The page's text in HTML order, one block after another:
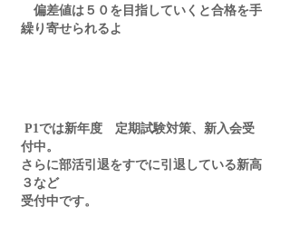
偏差値は５０を目指していくと合格を手
繰り寄せられるよ
付中。
さらに部活引退をすでに引退している新高
３など
受付中です。